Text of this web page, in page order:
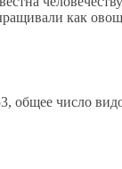
как
общее число